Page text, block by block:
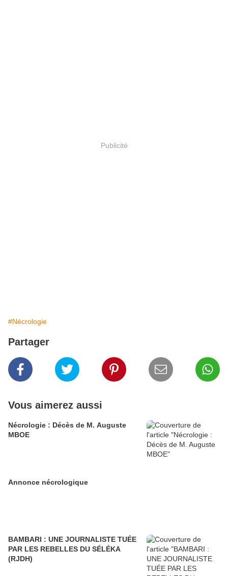
Publicité
#Nécrologie
Partager
Vous aimerez aussi
Nécrologie : Décès de M. Auguste
MBOE
Annonce nécrologique
BAMBARI : UNE JOURNALISTE TUÉE
PAR LES REBELLES DU SÉLÉKA
(RJDH)